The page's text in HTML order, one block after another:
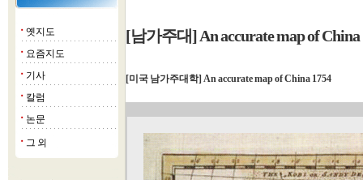
■ 옛지도
■ 요즘지도
■ 기사
■ 칼럼
■ 논문
■ 그 외
[남가주대] An accurate map of China
[미국 남가주대학] An accurate map of China 1754